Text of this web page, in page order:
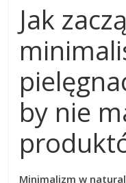
Jak
by nie
Minimalizm w